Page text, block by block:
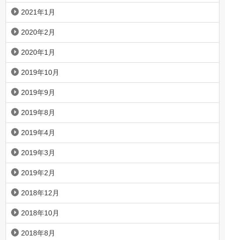
2021年1月
2020年2月
2020年1月
2019年10月
2019年9月
2019年8月
2019年4月
2019年3月
2019年2月
2018年12月
2018年10月
2018年8月